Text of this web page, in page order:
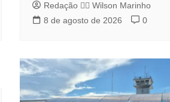
Redação 👨‍⚖️​ Wilson Marinho
8 de agosto de 2026
0